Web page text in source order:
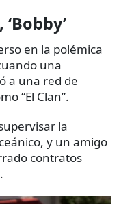
en la polémica
una
a una red de
“El Clan”.
la
y un amigo
contratos